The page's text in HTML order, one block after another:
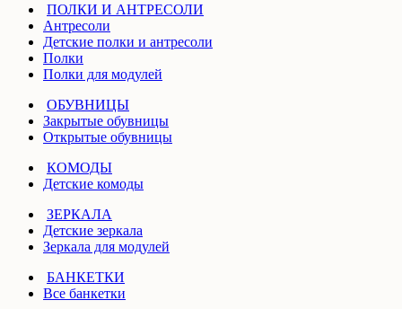
ПОЛКИ И АНТРЕСОЛИ
Антресоли
Детские полки и антресоли
Полки
Полки для модулей
ОБУВНИЦЫ
Закрытые обувницы
Открытые обувницы
КОМОДЫ
Детские комоды
ЗЕРКАЛА
Детские зеркала
Зеркала для модулей
БАНКЕТКИ
Все банкетки